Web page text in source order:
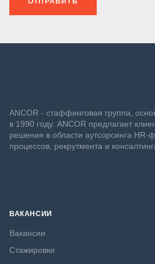
ANCOR - стаффинговая группа,
в 1990 году. ANCOR предлагает
решения в области аутсорсинга HR-
процессов, рекрутмента и
ВАКАНСИИ
Вакансии
Стажировки